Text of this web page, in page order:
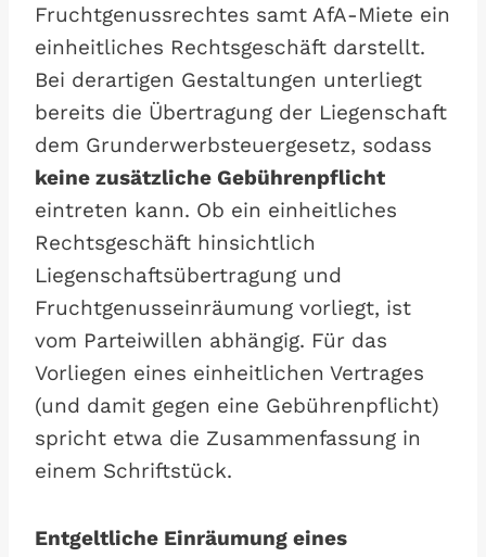
Fruchtgenussrechtes samt AfA-Miete ein
einheitliches Rechtsgeschäft darstellt.
Bei derartigen Gestaltungen unterliegt
bereits die Übertragung der Liegenschaft
dem Grunderwerbsteuergesetz, sodass
keine zusätzliche Gebührenpflicht
eintreten kann. Ob ein einheitliches
Rechtsgeschäft hinsichtlich
Liegenschaftsübertragung und
Fruchtgenusseinräumung vorliegt, ist
vom Parteiwillen abhängig. Für das
Vorliegen eines einheitlichen Vertrages
(und damit gegen eine Gebührenpflicht)
spricht etwa die Zusammenfassung in
einem Schriftstück.
Entgeltliche Einräumung eines